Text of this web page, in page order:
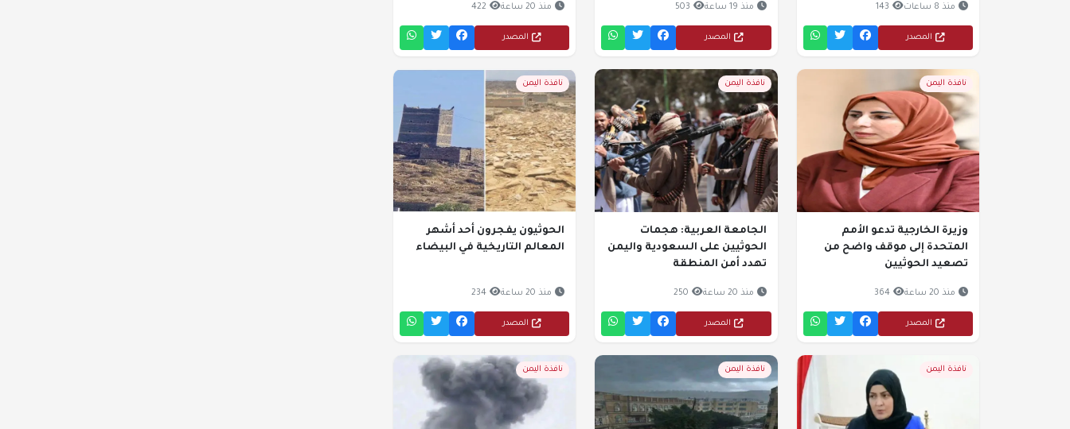
منذ 8 ساعات 143
المصدر
منذ 19 ساعة 503
المصدر
منذ 20 ساعة 422
المصدر
نافذة اليمن
وزيرة الخارجية تدعو الأمم
المتحدة إلى موقف واضح من
تصعيد الحوثيين
منذ 20 ساعة 364
المصدر
نافذة اليمن
الجامعة العربية: هجمات
الحوثيين على السعودية واليمن
تهدد أمن المنطقة
منذ 20 ساعة 250
المصدر
نافذة اليمن
الحوثيون يفجرون أحد أشهر
المعالم التاريخية في البيضاء
منذ 20 ساعة 234
المصدر
نافذة اليمن نافذة اليمن نافذة اليمن